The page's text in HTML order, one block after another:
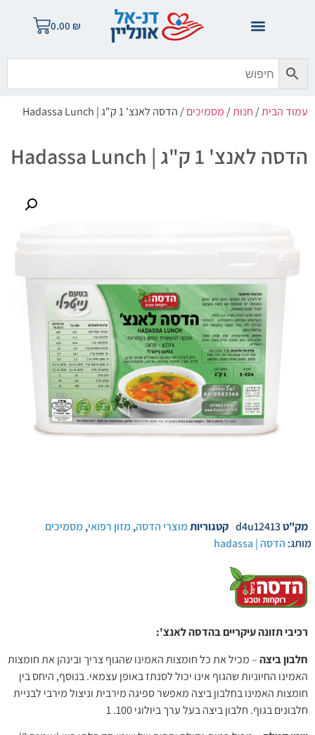
0.00 ₪
עמוד הבית/חנות/מסמיכים/ הדסה לאנצ' 1 ק"ג | Hadassa Lunch
הדסה לאנצ' 1 ק"ג | Hadassa Lunch
מק"טd4u12413 קטגוריותמוצרי הדסה,מזון רפואי,מסמיכים
מותג: הדסה | hadassa
רכיבי תזונה עיקריים בהדסה לאנצ':
חלבון ביצה– מכיל את כל חומצות האמינו שהגוף צריך ובינהן את חומצות
האמינו החיוניות שהגוף אינו יכול לסנתז באופן עצמאי. בנוסף, היחס בין
חומצות האמינו בחלבון ביצה מאפשר ספיגה מירבית וניצול מירבי לבניית
חלבונים בגוף. חלבון ביצה בעל ערך ביולוגי 100. 1